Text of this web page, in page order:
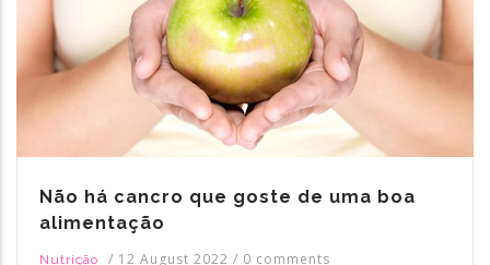
Não há cancro que goste de uma boa
alimentação
Nutrição / 12 August 2022 / 0 comments